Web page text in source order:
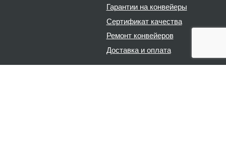
Гарантии на конвейеры
Сертификат качества
Ремонт конвейеров
Доставка и оплата